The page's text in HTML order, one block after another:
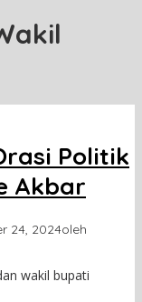
Politik
Akbar
24, 2024oleh
wakil bupati